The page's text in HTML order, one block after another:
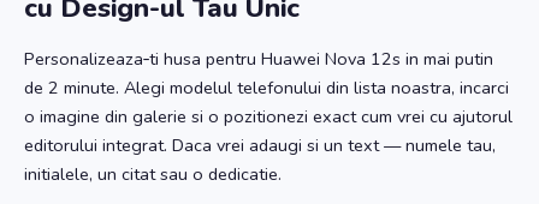
cu Design-ul Tau Unic
Personalizeaza‑ti husa pentru Huawei Nova 12s in mai putin
de 2 minute. Alegi modelul telefonului din lista noastra, incarci
o imagine din galerie si o pozitionezi exact cum vrei cu ajutorul
editorului integrat. Daca vrei adaugi si un text — numele tau,
initialele, un citat sau o dedicatie.